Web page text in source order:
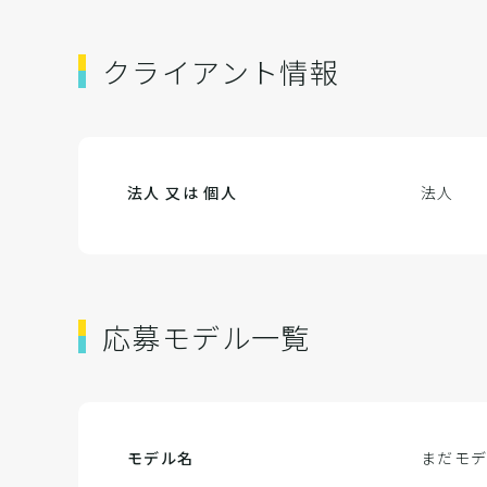
クライアント情報
法人 又は 個人 法人
応募モデル一覧
モデル名 まだモ